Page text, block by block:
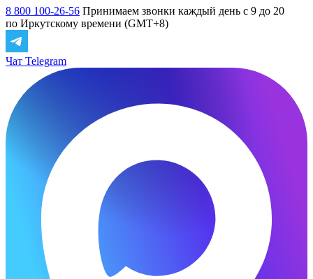
8 800 100-26-56 Принимаем звонки каждый день с 9 до 20
по Иркутскому времени (GMT+8)
Чат Telegram